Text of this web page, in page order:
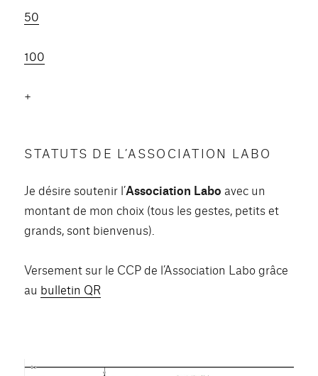
50
100
+
STATUTS DE L’ASSOCIATION LABO
Je désire soutenir l’Association Labo avec un
montant de mon choix (tous les gestes, petits et
grands, sont bienvenus).
Versement sur le CCP de l’Association Labo grâce
au bulletin QR